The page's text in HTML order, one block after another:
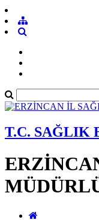
T.C. SAĞLIK